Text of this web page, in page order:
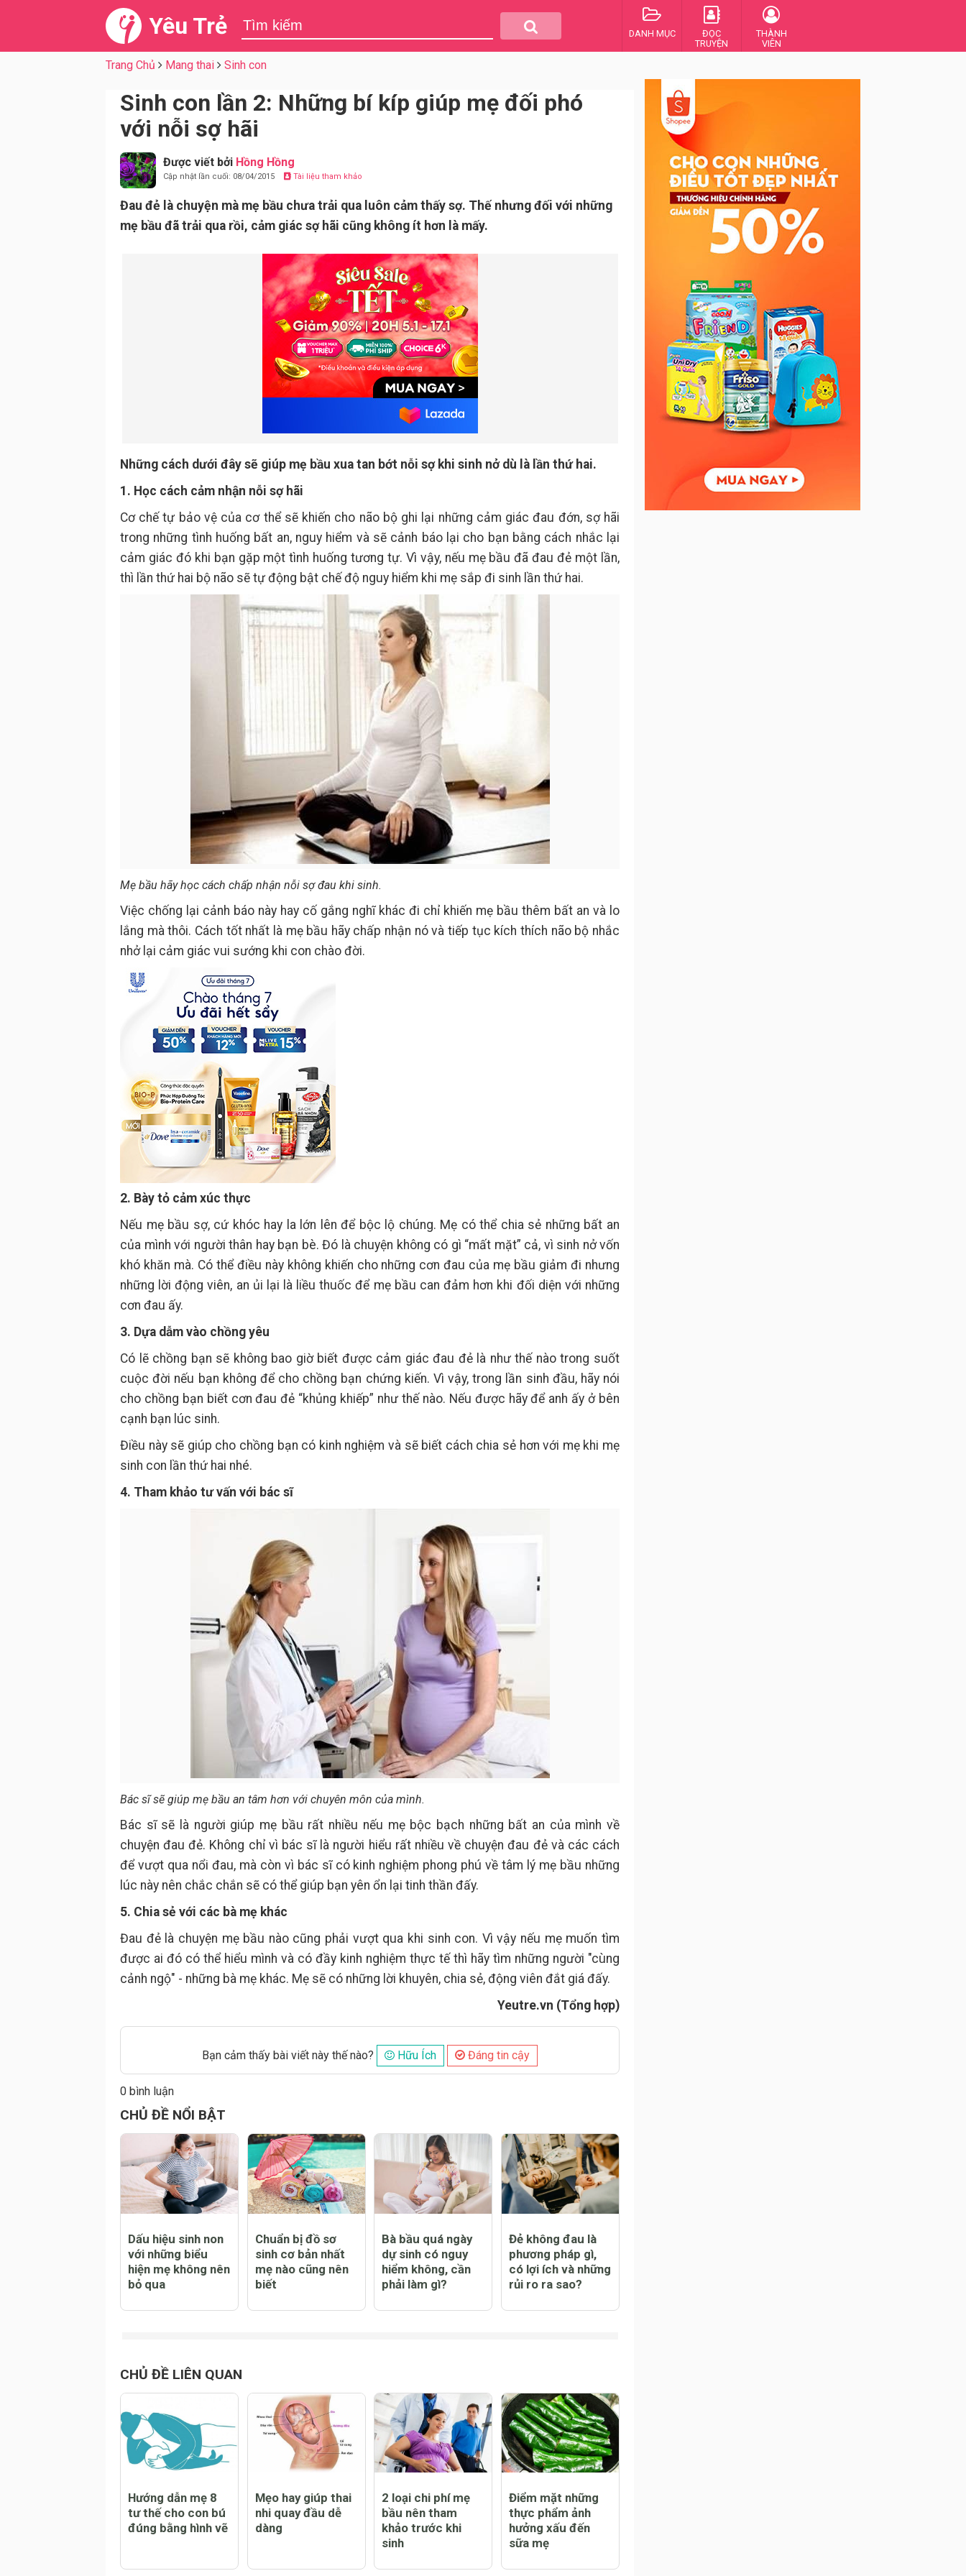
Yêu Trẻ DANH MỤC
ĐỌC
TRUYỆN
THÀNH
VIÊN
Trang Chủ Mang thai Sinh con
Sinh con lần 2: Những bí kíp giúp mẹ đối phó
với nỗi sợ hãi
Được viết bởi Hồng Hồng
Cập nhật lần cuối: 08/04/2015 Tài liệu tham khảo
Đau đẻ là chuyện mà mẹ bầu chưa trải qua luôn cảm thấy sợ. Thế nhưng đối với những
mẹ bầu đã trải qua rồi, cảm giác sợ hãi cũng không ít hơn là mấy.
Những cách dưới đây sẽ giúp mẹ bầu xua tan bớt nỗi sợ khi sinh nở dù là lần thứ hai.
1. Học cách cảm nhận nỗi sợ hãi
Cơ chế tự bảo vệ của cơ thể sẽ khiến cho não bộ ghi lại những cảm giác đau đớn, sợ hãi
trong những tình huống bất an, nguy hiểm và sẽ cảnh báo lại cho bạn bằng cách nhắc lại
cảm giác đó khi bạn gặp một tình huống tương tự. Vì vậy, nếu mẹ bầu đã đau đẻ một lần,
thì lần thứ hai bộ não sẽ tự động bật chế độ nguy hiểm khi mẹ sắp đi sinh lần thứ hai.
Mẹ bầu hãy học cách chấp nhận nỗi sợ đau khi sinh.
Việc chống lại cảnh báo này hay cố gắng nghĩ khác đi chỉ khiến mẹ bầu thêm bất an và lo
lắng mà thôi. Cách tốt nhất là mẹ bầu hãy chấp nhận nó và tiếp tục kích thích não bộ nhắc
nhở lại cảm giác vui sướng khi con chào đời.
2. Bày tỏ cảm xúc thực
Nếu mẹ bầu sợ, cứ khóc hay la lớn lên để bộc lộ chúng. Mẹ có thể chia sẻ những bất an
của mình với người thân hay bạn bè. Đó là chuyện không có gì “mất mặt” cả, vì sinh nở vốn
khó khăn mà. Có thể điều này không khiến cho những cơn đau của mẹ bầu giảm đi nhưng
những lời động viên, an ủi lại là liều thuốc để mẹ bầu can đảm hơn khi đối diện với những
cơn đau ấy.
3. Dựa dẫm vào chồng yêu
Có lẽ chồng bạn sẽ không bao giờ biết được cảm giác đau đẻ là như thế nào trong suốt
cuộc đời nếu bạn không để cho chồng bạn chứng kiến. Vì vậy, trong lần sinh đầu, hãy nói
cho chồng bạn biết cơn đau đẻ “khủng khiếp” như thế nào. Nếu được hãy để anh ấy ở bên
cạnh bạn lúc sinh.
Điều này sẽ giúp cho chồng bạn có kinh nghiệm và sẽ biết cách chia sẻ hơn với mẹ khi mẹ
sinh con lần thứ hai nhé.
4. Tham khảo tư vấn với bác sĩ
Bác sĩ sẽ giúp mẹ bầu an tâm hơn với chuyên môn của mình.
Bác sĩ sẽ là người giúp mẹ bầu rất nhiều nếu mẹ bộc bạch những bất an của mình về
chuyện đau đẻ. Không chỉ vì bác sĩ là người hiểu rất nhiều về chuyện đau đẻ và các cách
để vượt qua nổi đau, mà còn vì bác sĩ có kinh nghiệm phong phú về tâm lý mẹ bầu những
lúc này nên chắc chắn sẽ có thể giúp bạn yên ổn lại tinh thần đấy.
5. Chia sẻ với các bà mẹ khác
Đau đẻ là chuyện mẹ bầu nào cũng phải vượt qua khi sinh con. Vì vậy nếu mẹ muốn tìm
được ai đó có thể hiểu mình và có đầy kinh nghiệm thực tế thì hãy tìm những người "cùng
cảnh ngộ" - những bà mẹ khác. Mẹ sẽ có những lời khuyên, chia sẻ, động viên đắt giá đấy.
Yeutre.vn (Tổng hợp)
Bạn cảm thấy bài viết này thế nào? Hữu Ích Đáng tin cậy
0 bình luận
Đăng
CHỦ ĐỀ NỔI BẬT
với những biểu
sinh cơ bản nhất
dự sinh có nguy
phương pháp gì,
CHỦ ĐỀ LIÊN QUAN